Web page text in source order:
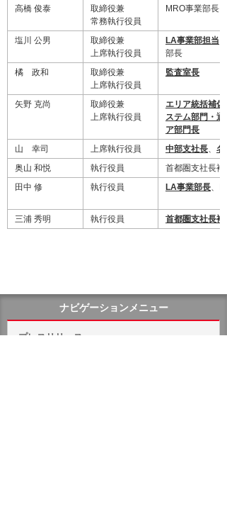
高橋 俊泰
取締役兼
常務執行役員
MRO事業部長、
塩川 公男
取締役兼
上席執行役員
LA事業部担当
部長
橘 政和
取締役兼
上席執行役員
監査室長
矢野 克尚
取締役兼
上席執行役員
エリア統括補
ステム部門・通
ア部門長
山 幸司
上席執行役員 中部支社長、 名
奥山 和悦
執行役員
首都圏支社長補
田中 修
執行役員 LA事業部長、
三浦 秀明 執行役員 首都圏支社長補
ナビゲーションメニュー
プレスリリース